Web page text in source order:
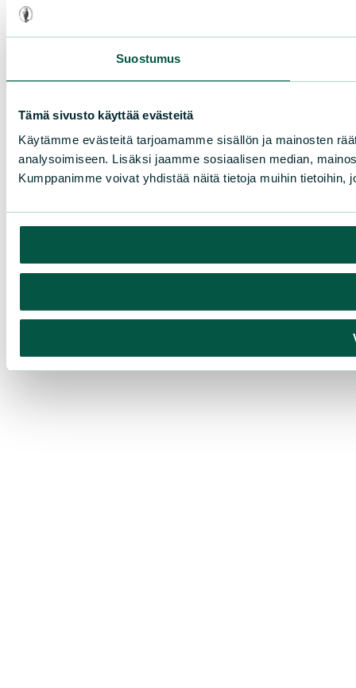
Suostumus
Tämä sivusto käyttää evästeitä
Käytämme evästeitä tarjoamamme sisällön ja mainosten
analysoimiseen. Lisäksi jaamme sosiaalisen median,
Kumppanimme voivat yhdistää näitä tietoja muihin tietoihin,